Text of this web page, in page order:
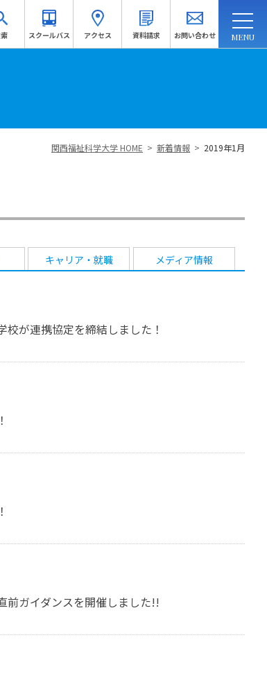
スクールバス アクセス 資料請求 お問い合わせ
関西福祉科学大学 HOME > 新着情報 > 2019年1月
キャリア・就職 メディア情報
が連携協定を締結しました！
前ガイダンスを開催しました!!